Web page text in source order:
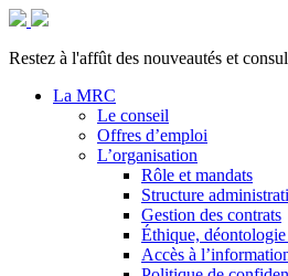
Restez à l'affût des nouveautés et
La MRC
Le conseil
Offres d’emploi
L’organisation
Rôle et mandats
Structure
Gestion des contrats
Éthique,
Accès à